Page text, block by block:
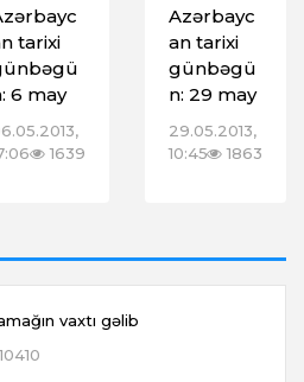
tarixi
6 may
1639
Azərbayc
an tarixi
günbəgü
n: 29 may
29.05.2013,
10:45
1863
vaxtı gəlib